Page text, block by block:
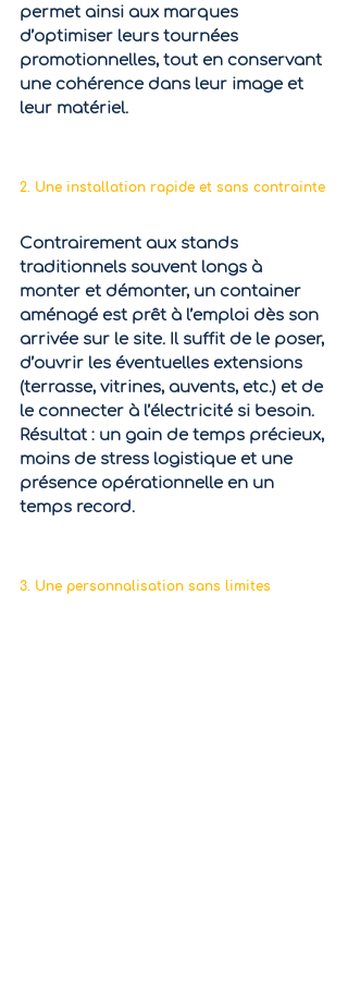
permet ainsi aux marques
d’optimiser leurs tournées
promotionnelles, tout en conservant
une cohérence dans leur image et
leur matériel.
2. Une installation rapide et sans contrainte
Contrairement aux stands
traditionnels souvent longs à
monter et démonter, un container
aménagé est prêt à l’emploi dès son
arrivée sur le site. Il suffit de le poser,
d’ouvrir les éventuelles extensions
(terrasse, vitrines, auvents, etc.) et de
le connecter à l’électricité si besoin.
Résultat : un gain de temps précieux,
moins de stress logistique et une
présence opérationnelle en un
temps record.
3. Une personnalisation sans limites